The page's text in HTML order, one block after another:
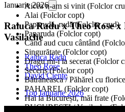
Aicea n-am si vinit (Folclor
Alai (Folclor copt)
Paparudă, rudă (Folclor crud)
Paparuda (Folclor copt)
Când aud cucu cântând
Singurătate (Folclor copt)
Dragu mi-i la secerat (Folclor
Seceriș (Folclor copt)
Bătrâneasca / Păhărel cu
PAHAREL (Folclor copt)
Hai la București, măi frate
BUCUREȘTI / Vasilache
Ianuarie 2026
Raluca Radu x Theo Rose
Vasilache
Raluca Radu
Theo Rose
David Ciente
Top Ianuarie 2026